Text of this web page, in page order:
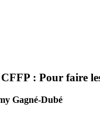
: Pour faire
Gagné-Dubé